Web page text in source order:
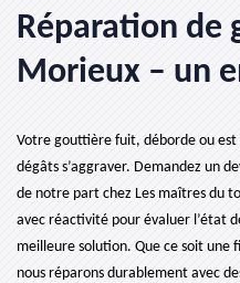
Réparation de
Morieux – un
Votre gouttière fuit, déborde ou est
dégâts s’aggraver. Demandez un
de notre part chez Les maîtres du
avec réactivité pour évaluer l’état
meilleure solution. Que ce soit une
nous réparons durablement avec